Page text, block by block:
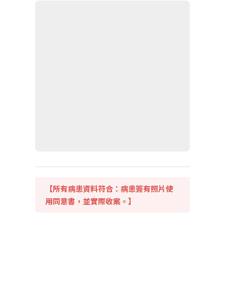
【所有病患資料符合：病患簽有照片使
用同意書，並實際收案。】